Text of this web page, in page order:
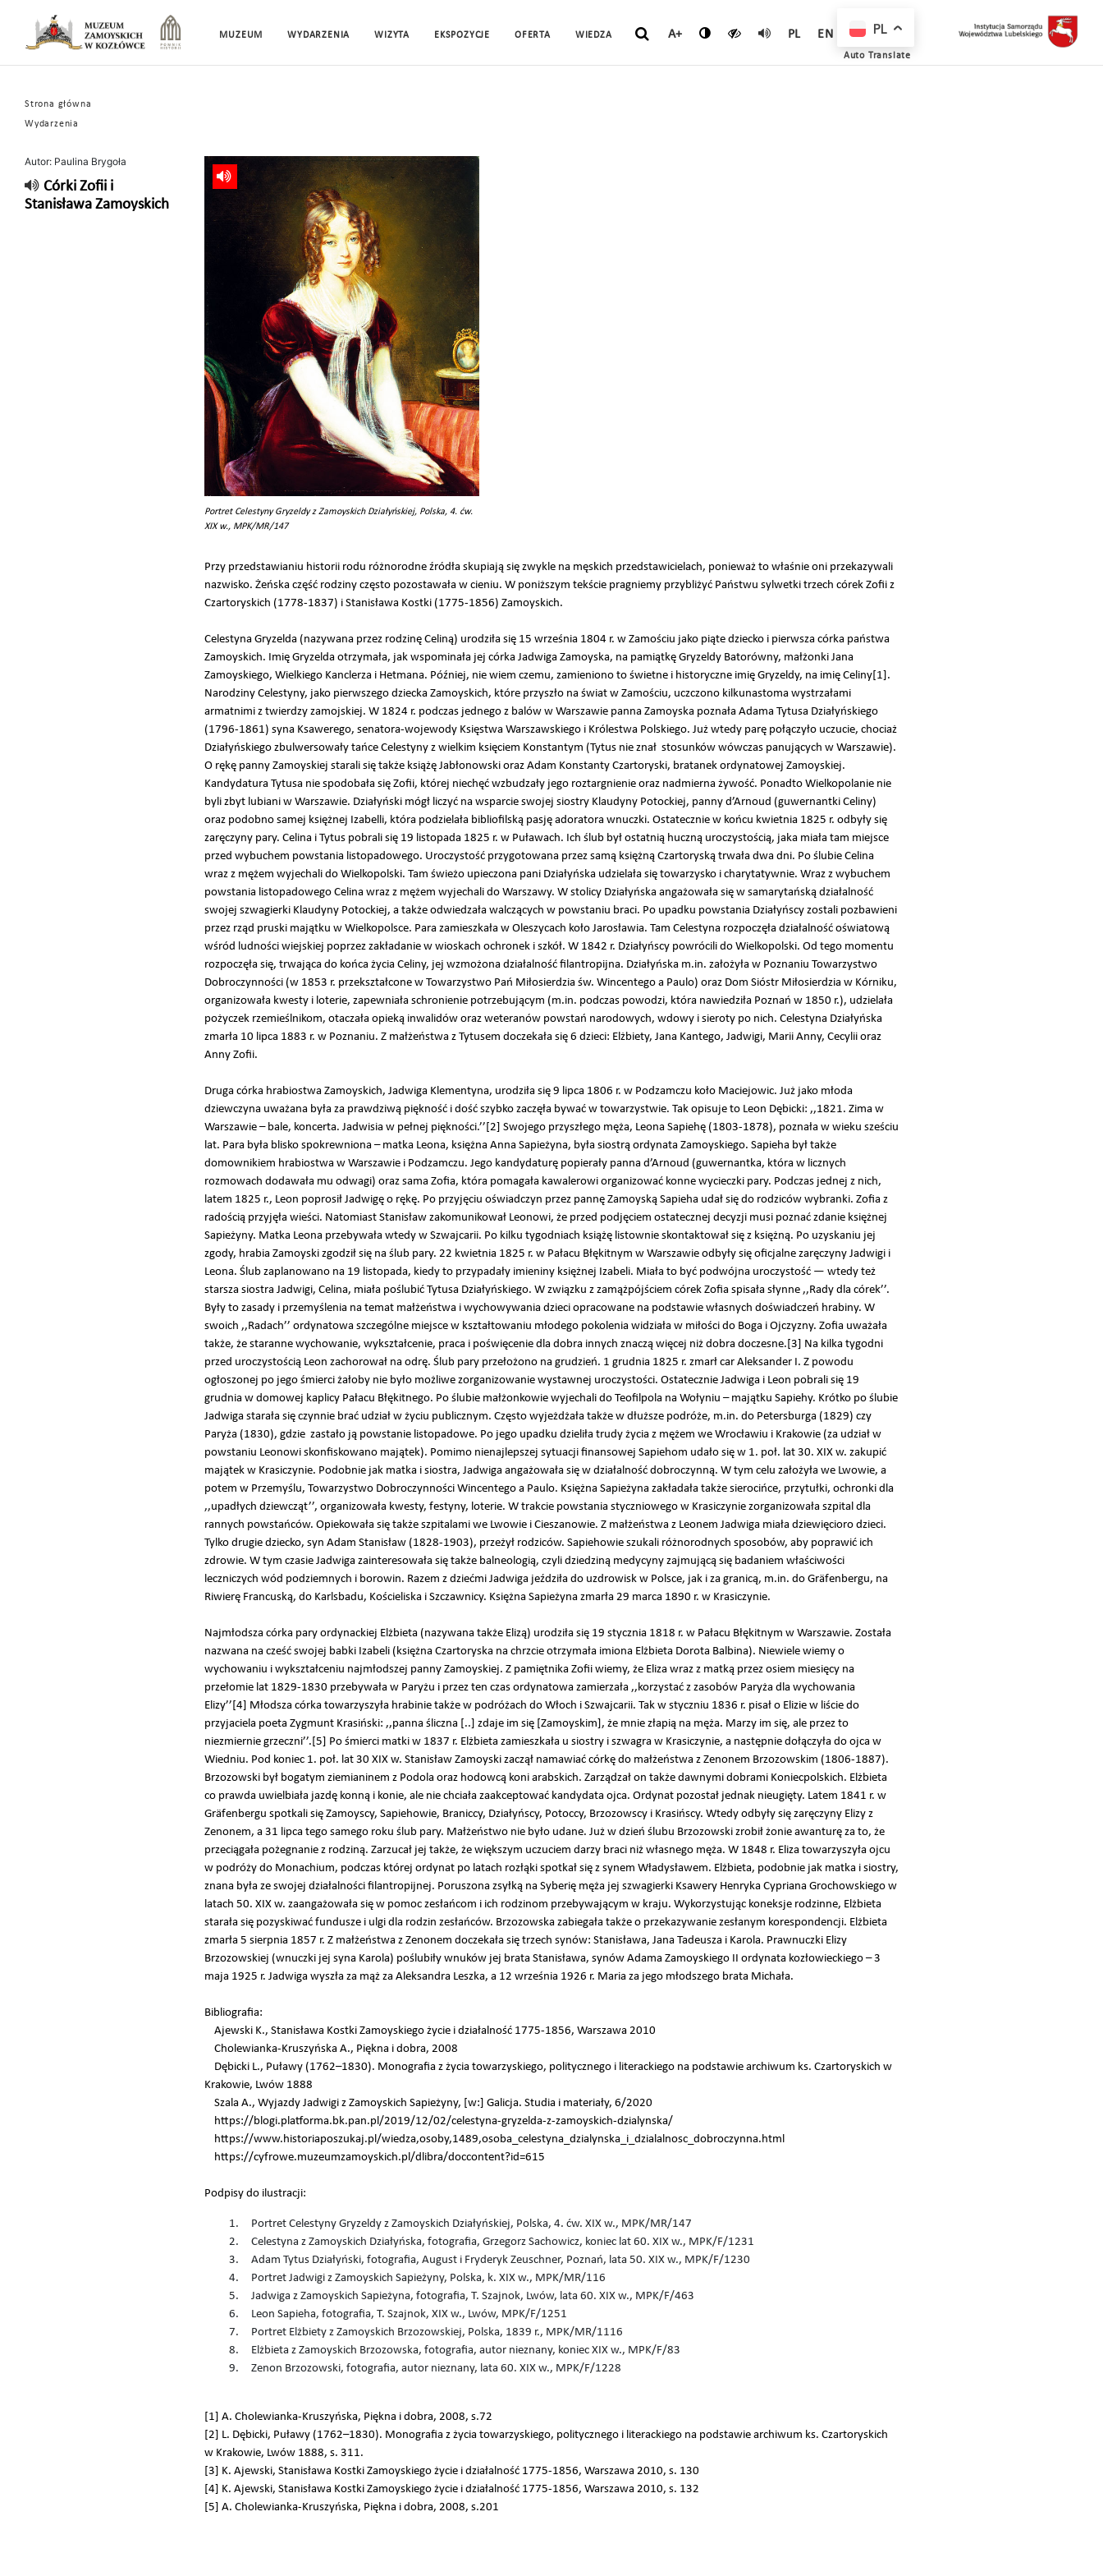
MUZEUM WYDARZENIA WIZYTA EKSPOZYCJE OFERTA WIEDZA A+ PL EN
Strona główna
Wydarzenia
Autor: Paulina Brygoła
Córki Zofii i
Stanisława Zamoyskich
Portret Celestyny Gryzeldy z Zamoyskich Działyńskiej, Polska, 4. ćw.
XIX w., MPK/MR/147
Przy przedstawianiu historii rodu różnorodne źródła skupiają się zwykle na męskich przedstawicielach, ponieważ to właśnie oni przekazywali
nazwisko. Żeńska część rodziny często pozostawała w cieniu. W poniższym tekście pragniemy przybliżyć Państwu sylwetki trzech córek Zofii z
Czartoryskich (1778-1837) i Stanisława Kostki (1775-1856) Zamoyskich.
Celestyna Gryzelda (nazywana przez rodzinę Celiną) urodziła się 15 września 1804 r. w Zamościu jako piąte dziecko i pierwsza córka państwa
Zamoyskich. Imię Gryzelda otrzymała, jak wspominała jej córka Jadwiga Zamoyska, na pamiątkę Gryzeldy Batorówny, małżonki Jana
Zamoyskiego, Wielkiego Kanclerza i Hetmana. Później, nie wiem czemu, zamieniono to świetne i historyczne imię Gryzeldy, na imię Celiny[1].
Narodziny Celestyny, jako pierwszego dziecka Zamoyskich, które przyszło na świat w Zamościu, uczczono kilkunastoma wystrzałami
armatnimi z twierdzy zamojskiej. W 1824 r. podczas jednego z balów w Warszawie panna Zamoyska poznała Adama Tytusa Działyńskiego
(1796-1861) syna Ksawerego, senatora-wojewody Księstwa Warszawskiego i Królestwa Polskiego. Już wtedy parę połączyło uczucie, chociaż
Działyńskiego zbulwersowały tańce Celestyny z wielkim księciem Konstantym (Tytus nie znał stosunków wówczas panujących w Warszawie).
O rękę panny Zamoyskiej starali się także książę Jabłonowski oraz Adam Konstanty Czartoryski, bratanek ordynatowej Zamoyskiej.
Kandydatura Tytusa nie spodobała się Zofii, której niechęć wzbudzały jego roztargnienie oraz nadmierna żywość. Ponadto Wielkopolanie nie
byli zbyt lubiani w Warszawie. Działyński mógł liczyć na wsparcie swojej siostry Klaudyny Potockiej, panny d’Arnoud (guwernantki Celiny)
oraz podobno samej księżnej Izabelli, która podzielała bibliofilską pasję adoratora wnuczki. Ostatecznie w końcu kwietnia 1825 r. odbyły się
zaręczyny pary. Celina i Tytus pobrali się 19 listopada 1825 r. w Puławach. Ich ślub był ostatnią huczną uroczystością, jaka miała tam miejsce
przed wybuchem powstania listopadowego. Uroczystość przygotowana przez samą księżną Czartoryską trwała dwa dni. Po ślubie Celina
wraz z mężem wyjechali do Wielkopolski. Tam świeżo upieczona pani Działyńska udzielała się towarzysko i charytatywnie. Wraz z wybuchem
powstania listopadowego Celina wraz z mężem wyjechali do Warszawy. W stolicy Działyńska angażowała się w samarytańską działalność
swojej szwagierki Klaudyny Potockiej, a także odwiedzała walczących w powstaniu braci. Po upadku powstania Działyńscy zostali pozbawieni
przez rząd pruski majątku w Wielkopolsce. Para zamieszkała w Oleszycach koło Jarosławia. Tam Celestyna rozpoczęła działalność oświatową
wśród ludności wiejskiej poprzez zakładanie w wioskach ochronek i szkół. W 1842 r. Działyńscy powrócili do Wielkopolski. Od tego momentu
rozpoczęła się, trwająca do końca życia Celiny, jej wzmożona działalność filantropijna. Działyńska m.in. założyła w Poznaniu Towarzystwo
Dobroczynności (w 1853 r. przekształcone w Towarzystwo Pań Miłosierdzia św. Wincentego a Paulo) oraz Dom Sióstr Miłosierdzia w Kórniku,
organizowała kwesty i loterie, zapewniała schronienie potrzebującym (m.in. podczas powodzi, która nawiedziła Poznań w 1850 r.), udzielała
pożyczek rzemieślnikom, otaczała opieką inwalidów oraz weteranów powstań narodowych, wdowy i sieroty po nich. Celestyna Działyńska
zmarła 10 lipca 1883 r. w Poznaniu. Z małżeństwa z Tytusem doczekała się 6 dzieci: Elżbiety, Jana Kantego, Jadwigi, Marii Anny, Cecylii oraz
Anny Zofii.
Druga córka hrabiostwa Zamoyskich, Jadwiga Klementyna, urodziła się 9 lipca 1806 r. w Podzamczu koło Maciejowic. Już jako młoda
dziewczyna uważana była za prawdziwą piękność i dość szybko zaczęła bywać w towarzystwie. Tak opisuje to Leon Dębicki: ,,1821. Zima w
Warszawie – bale, koncerta. Jadwisia w pełnej piękności.’’[2] Swojego przyszłego męża, Leona Sapiehę (1803-1878), poznała w wieku sześciu
lat. Para była blisko spokrewniona – matka Leona, księżna Anna Sapieżyna, była siostrą ordynata Zamoyskiego. Sapieha był także
domownikiem hrabiostwa w Warszawie i Podzamczu. Jego kandydaturę popierały panna d’Arnoud (guwernantka, która w licznych
rozmowach dodawała mu odwagi) oraz sama Zofia, która pomagała kawalerowi organizować konne wycieczki pary. Podczas jednej z nich,
latem 1825 r., Leon poprosił Jadwigę o rękę. Po przyjęciu oświadczyn przez pannę Zamoyską Sapieha udał się do rodziców wybranki. Zofia z
radością przyjęła wieści. Natomiast Stanisław zakomunikował Leonowi, że przed podjęciem ostatecznej decyzji musi poznać zdanie księżnej
Sapieżyny. Matka Leona przebywała wtedy w Szwajcarii. Po kilku tygodniach książę listownie skontaktował się z księżną. Po uzyskaniu jej
zgody, hrabia Zamoyski zgodził się na ślub pary. 22 kwietnia 1825 r. w Pałacu Błękitnym w Warszawie odbyły się oficjalne zaręczyny Jadwigi i
Leona. Ślub zaplanowano na 19 listopada, kiedy to przypadały imieniny księżnej Izabeli. Miała to być podwójna uroczystość — wtedy też
starsza siostra Jadwigi, Celina, miała poślubić Tytusa Działyńskiego. W związku z zamążpójściem córek Zofia spisała słynne ,,Rady dla córek’’.
Były to zasady i przemyślenia na temat małżeństwa i wychowywania dzieci opracowane na podstawie własnych doświadczeń hrabiny. W
swoich ,,Radach’’ ordynatowa szczególne miejsce w kształtowaniu młodego pokolenia widziała w miłości do Boga i Ojczyzny. Zofia uważała
także, że staranne wychowanie, wykształcenie, praca i poświęcenie dla dobra innych znaczą więcej niż dobra doczesne.[3] Na kilka tygodni
przed uroczystością Leon zachorował na odrę. Ślub pary przełożono na grudzień. 1 grudnia 1825 r. zmarł car Aleksander I. Z powodu
ogłoszonej po jego śmierci żałoby nie było możliwe zorganizowanie wystawnej uroczystości. Ostatecznie Jadwiga i Leon pobrali się 19
grudnia w domowej kaplicy Pałacu Błękitnego. Po ślubie małżonkowie wyjechali do Teofilpola na Wołyniu – majątku Sapiehy. Krótko po ślubie
Jadwiga starała się czynnie brać udział w życiu publicznym. Często wyjeżdżała także w dłuższe podróże, m.in. do Petersburga (1829) czy
Paryża (1830), gdzie zastało ją powstanie listopadowe. Po jego upadku dzieliła trudy życia z mężem we Wrocławiu i Krakowie (za udział w
powstaniu Leonowi skonfiskowano majątek). Pomimo nienajlepszej sytuacji finansowej Sapiehom udało się w 1. poł. lat 30. XIX w. zakupić
majątek w Krasiczynie. Podobnie jak matka i siostra, Jadwiga angażowała się w działalność dobroczynną. W tym celu założyła we Lwowie, a
potem w Przemyślu, Towarzystwo Dobroczynności Wincentego a Paulo. Księżna Sapieżyna zakładała także sierocińce, przytułki, ochronki dla
,,upadłych dziewcząt’’, organizowała kwesty, festyny, loterie. W trakcie powstania styczniowego w Krasiczynie zorganizowała szpital dla
rannych powstańców. Opiekowała się także szpitalami we Lwowie i Cieszanowie. Z małżeństwa z Leonem Jadwiga miała dziewięcioro dzieci.
Tylko drugie dziecko, syn Adam Stanisław (1828-1903), przeżył rodziców. Sapiehowie szukali różnorodnych sposobów, aby poprawić ich
zdrowie. W tym czasie Jadwiga zainteresowała się także balneologią, czyli dziedziną medycyny zajmującą się badaniem właściwości
leczniczych wód podziemnych i borowin. Razem z dziećmi Jadwiga jeździła do uzdrowisk w Polsce, jak i za granicą, m.in. do Gräfenbergu, na
Riwierę Francuską, do Karlsbadu, Kościeliska i Szczawnicy. Księżna Sapieżyna zmarła 29 marca 1890 r. w Krasiczynie.
Najmłodsza córka pary ordynackiej Elżbieta (nazywana także Elizą) urodziła się 19 stycznia 1818 r. w Pałacu Błękitnym w Warszawie. Została
nazwana na cześć swojej babki Izabeli (księżna Czartoryska na chrzcie otrzymała imiona Elżbieta Dorota Balbina). Niewiele wiemy o
wychowaniu i wykształceniu najmłodszej panny Zamoyskiej. Z pamiętnika Zofii wiemy, że Eliza wraz z matką przez osiem miesięcy na
przełomie lat 1829-1830 przebywała w Paryżu i przez ten czas ordynatowa zamierzała ,,korzystać z zasobów Paryża dla wychowania
Elizy’’[4] Młodsza córka towarzyszyła hrabinie także w podróżach do Włoch i Szwajcarii. Tak w styczniu 1836 r. pisał o Elizie w liście do
przyjaciela poeta Zygmunt Krasiński: ,,panna śliczna [..] zdaje im się [Zamoyskim], że mnie złapią na męża. Marzy im się, ale przez to
niezmiernie grzeczni’’.[5] Po śmierci matki w 1837 r. Elżbieta zamieszkała u siostry i szwagra w Krasiczynie, a następnie dołączyła do ojca w
Wiedniu. Pod koniec 1. poł. lat 30 XIX w. Stanisław Zamoyski zaczął namawiać córkę do małżeństwa z Zenonem Brzozowskim (1806-1887).
Brzozowski był bogatym ziemianinem z Podola oraz hodowcą koni arabskich. Zarządzał on także dawnymi dobrami Koniecpolskich. Elżbieta
co prawda uwielbiała jazdę konną i konie, ale nie chciała zaakceptować kandydata ojca. Ordynat pozostał jednak nieugięty. Latem 1841 r. w
Gräfenbergu spotkali się Zamoyscy, Sapiehowie, Braniccy, Działyńscy, Potoccy, Brzozowscy i Krasińscy. Wtedy odbyły się zaręczyny Elizy z
Zenonem, a 31 lipca tego samego roku ślub pary. Małżeństwo nie było udane. Już w dzień ślubu Brzozowski zrobił żonie awanturę za to, że
przeciągała pożegnanie z rodziną. Zarzucał jej także, że większym uczuciem darzy braci niż własnego męża. W 1848 r. Eliza towarzyszyła ojcu
w podróży do Monachium, podczas której ordynat po latach rozłąki spotkał się z synem Władysławem. Elżbieta, podobnie jak matka i siostry,
znana była ze swojej działalności filantropijnej. Poruszona zsyłką na Syberię męża jej szwagierki Ksawery Henryka Cypriana Grochowskiego w
latach 50. XIX w. zaangażowała się w pomoc zesłańcom i ich rodzinom przebywającym w kraju. Wykorzystując koneksje rodzinne, Elżbieta
starała się pozyskiwać fundusze i ulgi dla rodzin zesłańców. Brzozowska zabiegała także o przekazywanie zesłanym korespondencji. Elżbieta
zmarła 5 sierpnia 1857 r. Z małżeństwa z Zenonem doczekała się trzech synów: Stanisława, Jana Tadeusza i Karola. Prawnuczki Elizy
Brzozowskiej (wnuczki jej syna Karola) poślubiły wnuków jej brata Stanisława, synów Adama Zamoyskiego II ordynata kozłowieckiego – 3
maja 1925 r. Jadwiga wyszła za mąż za Aleksandra Leszka, a 12 września 1926 r. Maria za jego młodszego brata Michała.
Bibliografia:
Ajewski K., Stanisława Kostki Zamoyskiego życie i działalność 1775-1856, Warszawa 2010
Cholewianka-Kruszyńska A., Piękna i dobra, 2008
Dębicki L., Puławy (1762–1830). Monografia z życia towarzyskiego, politycznego i literackiego na podstawie archiwum ks. Czartoryskich w
Krakowie, Lwów 1888
Szala A., Wyjazdy Jadwigi z Zamoyskich Sapieżyny, [w:] Galicja. Studia i materiały, 6/2020
https://blogi.platforma.bk.pan.pl/2019/12/02/celestyna-gryzelda-z-zamoyskich-dzialynska/
https://www.historiaposzukaj.pl/wiedza,osoby,1489,osoba_celestyna_dzialynska_i_dzialalnosc_dobroczynna.html
https://cyfrowe.muzeumzamoyskich.pl/dlibra/doccontent?id=615
Podpisy do ilustracji:
Portret Celestyny Gryzeldy z Zamoyskich Działyńskiej, Polska, 4. ćw. XIX w., MPK/MR/147
Celestyna z Zamoyskich Działyńska, fotografia, Grzegorz Sachowicz, koniec lat 60. XIX w., MPK/F/1231
Adam Tytus Działyński, fotografia, August i Fryderyk Zeuschner, Poznań, lata 50. XIX w., MPK/F/1230
Portret Jadwigi z Zamoyskich Sapieżyny, Polska, k. XIX w., MPK/MR/116
Jadwiga z Zamoyskich Sapieżyna, fotografia, T. Szajnok, Lwów, lata 60. XIX w., MPK/F/463
Leon Sapieha, fotografia, T. Szajnok, XIX w., Lwów, MPK/F/1251
Portret Elżbiety z Zamoyskich Brzozowskiej, Polska, 1839 r., MPK/MR/1116
Elżbieta z Zamoyskich Brzozowska, fotografia, autor nieznany, koniec XIX w., MPK/F/83
Zenon Brzozowski, fotografia, autor nieznany, lata 60. XIX w., MPK/F/1228
[1] A. Cholewianka-Kruszyńska, Piękna i dobra, 2008, s.72
[2] L. Dębicki, Puławy (1762–1830). Monografia z życia towarzyskiego, politycznego i literackiego na podstawie archiwum ks. Czartoryskich
w Krakowie, Lwów 1888, s. 311.
[3] K. Ajewski, Stanisława Kostki Zamoyskiego życie i działalność 1775-1856, Warszawa 2010, s. 130
[4] K. Ajewski, Stanisława Kostki Zamoyskiego życie i działalność 1775-1856, Warszawa 2010, s. 132
[5] A. Cholewianka-Kruszyńska, Piękna i dobra, 2008, s.201
PL
Auto Translate